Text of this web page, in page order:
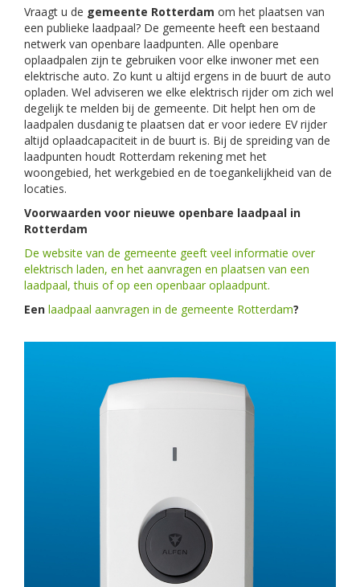
Vraagt u de gemeente Rotterdam om het plaatsen van
een publieke laadpaal? De gemeente heeft een bestaand
netwerk van openbare laadpunten. Alle openbare
oplaadpalen zijn te gebruiken voor elke inwoner met een
elektrische auto. Zo kunt u altijd ergens in de buurt de auto
opladen. Wel adviseren we elke elektrisch rijder om zich wel
degelijk te melden bij de gemeente. Dit helpt hen om de
laadpalen dusdanig te plaatsen dat er voor iedere EV rijder
altijd oplaadcapaciteit in de buurt is. Bij de spreiding van de
laadpunten houdt Rotterdam rekening met het
woongebied, het werkgebied en de toegankelijkheid van de
locaties.
Voorwaarden voor nieuwe openbare laadpaal in
Rotterdam
De website van de gemeente geeft veel informatie over
elektrisch laden, en het aanvragen en plaatsen van een
laadpaal, thuis of op een openbaar oplaadpunt.
Een laadpaal aanvragen in de gemeente Rotterdam?